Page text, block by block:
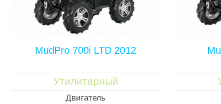
MudPro 700i LTD 2012
Утилитарный
Двигатель